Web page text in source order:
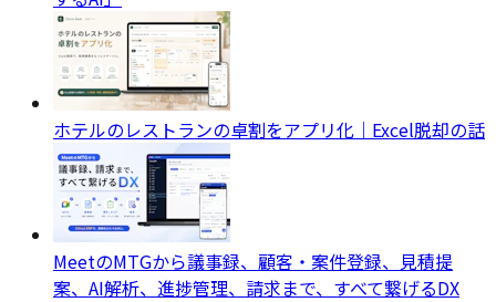
ホテルのレストランの卓割をアプリ化｜Excel脱却の話
MeetのMTGから議事録、顧客・案件登録、見積提
案、AI解析、進捗管理、請求まで、すべて繋げるDX